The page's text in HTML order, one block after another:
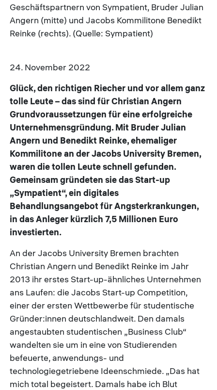
Geschäftspartnern von Sympatient, Bruder Julian
Angern (mitte) und Jacobs Kommilitone Benedikt
Reinke (rechts). (Quelle: Sympatient)
24. November 2022
Glück, den richtigen Riecher und vor allem ganz
tolle Leute – das sind für Christian Angern
Grundvoraussetzungen für eine erfolgreiche
Unternehmensgründung. Mit Bruder Julian
Angern und Benedikt Reinke, ehemaliger
Kommilitone an der Jacobs University Bremen,
waren die tollen Leute schnell gefunden.
Gemeinsam gründeten sie das Start-up
„Sympatient“, ein digitales
Behandlungsangebot für Angsterkrankungen,
in das Anleger kürzlich 7,5 Millionen Euro
investierten.
An der Jacobs University Bremen brachten
Christian Angern und Benedikt Reinke im Jahr
2013 ihr erstes Start-up-ähnliches Unternehmen
ans Laufen: die Jacobs Start-up Competition,
einer der ersten Wettbewerbe für studentische
Gründer:innen deutschlandweit. Den damals
angestaubten studentischen „Business Club“
wandelten sie um in eine von Studierenden
befeuerte, anwendungs- und
technologiegetriebene Ideenschmiede. „Das hat
mich total begeistert. Damals habe ich Blut